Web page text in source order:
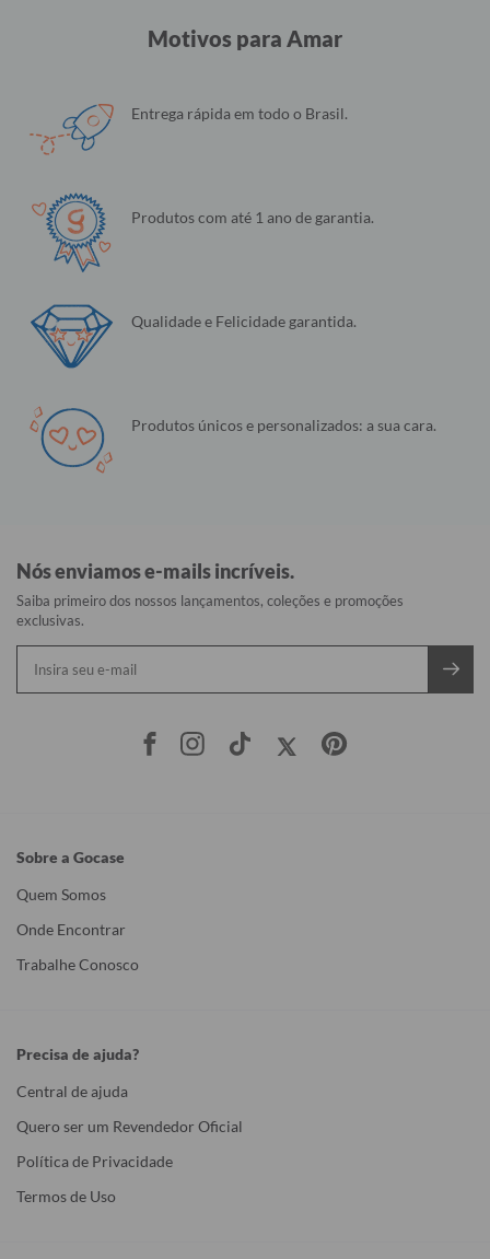
Motivos para Amar
Entrega rápida em todo o Brasil.
Produtos com até 1 ano de garantia.
Qualidade e Felicidade garantida.
Produtos únicos e personalizados: a sua cara.
Nós enviamos e-mails incríveis.
Saiba primeiro dos nossos lançamentos, coleções e promoções
exclusivas.
Sobre a Gocase
Quem Somos
Onde Encontrar
Trabalhe Conosco
Precisa de ajuda?
Central de ajuda
Quero ser um Revendedor Oficial
Política de Privacidade
Termos de Uso